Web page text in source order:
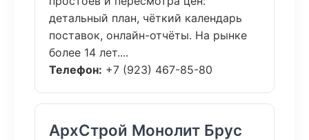
детальный план, чёткий календарь
поставок, онлайн-отчёты. На рынке
более 14 лет....
Телефон: +7 (923) 467-85-80
АрхСтрой Монолит Брус